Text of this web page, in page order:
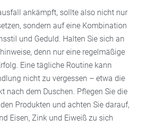
ankämpft, sollte also nicht nur
sondern auf eine Kombination
und Geduld. Halten Sie sich an
denn nur eine regelmäßige
Eine tägliche Routine kann
nicht zu vergessen – etwa die
nach dem Duschen. Pflegen Sie die
Produkten und achten Sie darauf,
Eisen, Zink und Eiweiß zu sich